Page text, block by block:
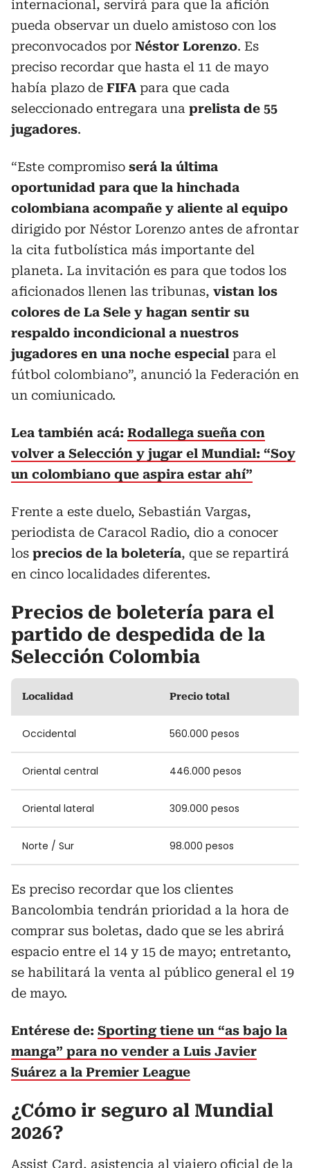
internacional, servirá para que la afición
pueda observar un duelo amistoso con los
preconvocados por Néstor Lorenzo. Es
preciso recordar que hasta el 11 de mayo
había plazo de FIFA para que cada
seleccionado entregara una prelista de 55
jugadores.
“Este compromiso será la última
oportunidad para que la hinchada
colombiana acompañe y aliente al equipo
dirigido por Néstor Lorenzo antes de afrontar
la cita futbolística más importante del
planeta. La invitación es para que todos los
aficionados llenen las tribunas, vistan los
colores de La Sele y hagan sentir su
respaldo incondicional a nuestros
jugadores en una noche especial para el
fútbol colombiano”, anunció la Federación en
un comiunicado.
Lea también acá: Rodallega sueña con
volver a Selección y jugar el Mundial: “Soy
un colombiano que aspira estar ahí”
Frente a este duelo, Sebastián Vargas,
periodista de Caracol Radio, dio a conocer
los precios de la boletería, que se repartirá
en cinco localidades diferentes.
Precios de boletería para el
partido de despedida de la
Selección Colombia
Localidad Precio total
Occidental 560.000 pesos
Oriental central 446.000 pesos
Oriental lateral 309.000 pesos
Norte / Sur 98.000 pesos
Es preciso recordar que los clientes
Bancolombia tendrán prioridad a la hora de
comprar sus boletas, dado que se les abrirá
espacio entre el 14 y 15 de mayo; entretanto,
se habilitará la venta al público general el 19
de mayo.
Entérese de: Sporting tiene un “as bajo la
manga” para no vender a Luis Javier
Suárez a la Premier League
¿Cómo ir seguro al Mundial
2026?
Assist Card, asistencia al viajero oficial de la